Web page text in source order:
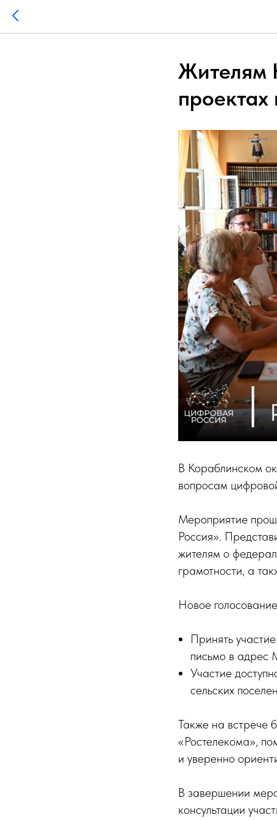
Жителям
В Кораблинском
вопросам
Мероприятие
Россия».
жителям о
грамотности, а
Новое
Принять
письмо в адрес
Участие
сельских
Также на встрече
«Ростелекома»,
и уверенно
В завершении
консультации